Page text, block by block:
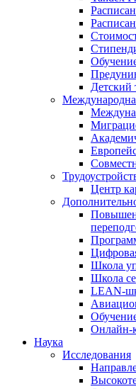
Детский
Центр
Школа
Школа
LEAN-
Онлайн-
Наука
Исследования